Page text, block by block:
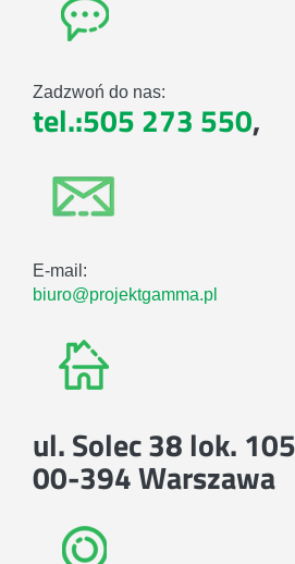
Zadzwoń do nas:
tel.:505 273 550,
E-mail:
biuro@projektgamma.pl
ul. Solec 38 lok. 105
00-394 Warszawa